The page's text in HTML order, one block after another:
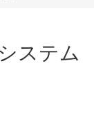
ステム